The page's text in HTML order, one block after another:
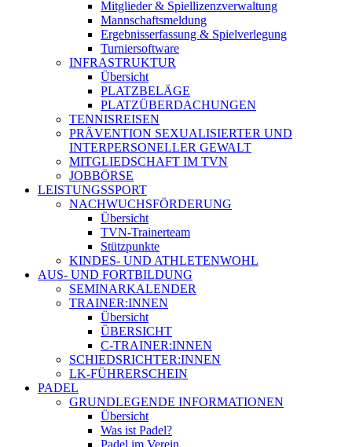
Mitglieder & Spiellizenzverwaltung
Mannschaftsmeldung
Ergebnisserfassung & Spielverlegung
Turniersoftware
INFRASTRUKTUR
Übersicht
PLATZBELÄGE
PLATZÜBERDACHUNGEN
TENNISREISEN
PRÄVENTION SEXUALISIERTER UND
INTERPERSONELLER GEWALT
MITGLIEDSCHAFT IM TVN
JOBBÖRSE
LEISTUNGSSPORT
NACHWUCHSFÖRDERUNG
Übersicht
TVN-Trainerteam
Stützpunkte
KINDES- UND ATHLETENWOHL
AUS- UND FORTBILDUNG
SEMINARKALENDER
TRAINER:INNEN
Übersicht
ÜBERSICHT
C-TRAINER:INNEN
SCHIEDSRICHTER:INNEN
LK-FÜHRERSCHEIN
PADEL
GRUNDLEGENDE INFORMATIONEN
Übersicht
Was ist Padel?
Padel im Verein